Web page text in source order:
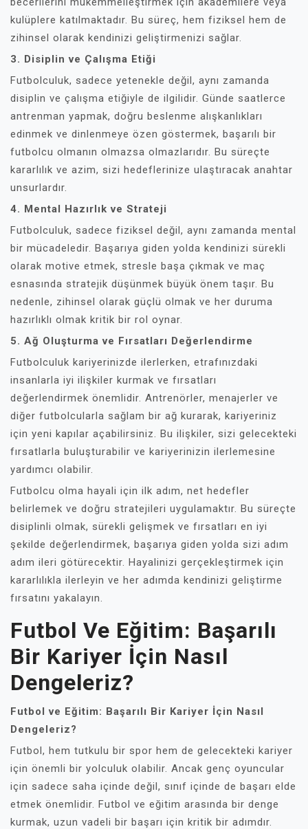
kulüplere katılmaktadır. Bu süreç, hem fiziksel hem de
zihinsel olarak kendinizi geliştirmenizi sağlar.
3. Disiplin ve Çalışma Etiği
Futbolculuk, sadece yetenekle değil, aynı zamanda
disiplin ve çalışma etiğiyle de ilgilidir. Günde saatlerce
antrenman yapmak, doğru beslenme alışkanlıkları
edinmek ve dinlenmeye özen göstermek, başarılı bir
futbolcu olmanın olmazsa olmazlarıdır. Bu süreçte
kararlılık ve azim, sizi hedeflerinize ulaştıracak anahtar
unsurlardır.
4. Mental Hazırlık ve Strateji
Futbolculuk, sadece fiziksel değil, aynı zamanda mental
bir mücadeledir. Başarıya giden yolda kendinizi sürekli
olarak motive etmek, stresle başa çıkmak ve maç
esnasında stratejik düşünmek büyük önem taşır. Bu
nedenle, zihinsel olarak güçlü olmak ve her duruma
hazırlıklı olmak kritik bir rol oynar.
5. Ağ Oluşturma ve Fırsatları Değerlendirme
Futbolculuk kariyerinizde ilerlerken, etrafınızdaki
insanlarla iyi ilişkiler kurmak ve fırsatları
değerlendirmek önemlidir. Antrenörler, menajerler ve
diğer futbolcularla sağlam bir ağ kurarak, kariyeriniz
için yeni kapılar açabilirsiniz. Bu ilişkiler, sizi gelecekteki
fırsatlarla buluşturabilir ve kariyerinizin ilerlemesine
yardımcı olabilir.
Futbolcu olma hayali için ilk adım, net hedefler
belirlemek ve doğru stratejileri uygulamaktır. Bu süreçte
disiplinli olmak, sürekli gelişmek ve fırsatları en iyi
şekilde değerlendirmek, başarıya giden yolda sizi adım
adım ileri götürecektir. Hayalinizi gerçekleştirmek için
kararlılıkla ilerleyin ve her adımda kendinizi geliştirme
fırsatını yakalayın.
Futbol Ve Eğitim: Başarılı
Bir Kariyer İçin Nasıl
Dengeleriz?
Futbol ve Eğitim: Başarılı Bir Kariyer İçin Nasıl
Dengeleriz?
Futbol, hem tutkulu bir spor hem de gelecekteki kariyer
için önemli bir yolculuk olabilir. Ancak genç oyuncular
için sadece saha içinde değil, sınıf içinde de başarı elde
etmek önemlidir. Futbol ve eğitim arasında bir denge
kurmak, uzun vadeli bir başarı için kritik bir adımdır.